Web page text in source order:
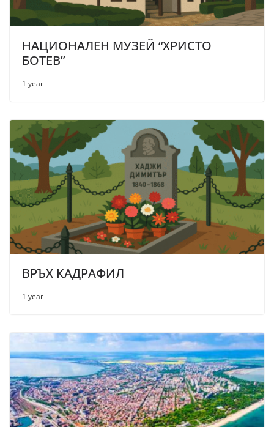
НАЦИОНАЛЕН МУЗЕЙ “ХРИСТО
БОТЕВ”
1 year
ВРЪХ КАДРАФИЛ
1 year